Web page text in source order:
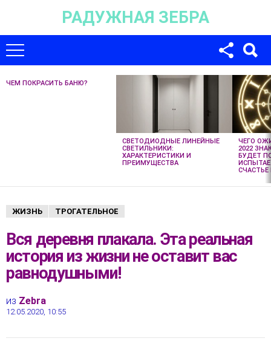
РАДУЖНАЯ ЗЕБРА
НЕ
ЧЕМ ПОКРАСИТЬ БАНЮ?
СВЕТОДИОДНЫЕ ЛИНЕЙНЫЕ
СВЕТИЛЬНИКИ:
ХАРАКТЕРИСТИКИ И
ПРЕИМУЩЕСТВА
ЧЕГО
2022
БУДЕТ
СЧАСТЬЕ
ЖИЗНЬ ТРОГАТЕЛЬНОЕ
Вся деревня плакала. Эта реальная
история из жизни не оставит вас
равнодушными!
из Zebra
12.05.2020, 10:55
Для любых предложений по сайту: